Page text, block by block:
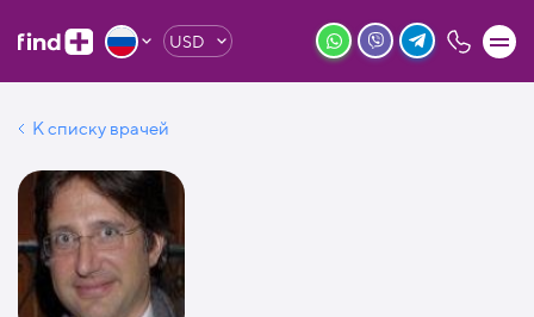
USD
К списку врачей